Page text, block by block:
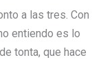
a las tres. Con
entiendo es lo
tonta, que hace